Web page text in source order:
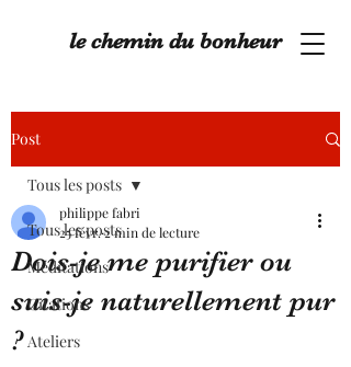
le chemin du bonheur
Post
Tous les posts
Méditations
Citations
Ateliers
Tous les posts
Dois-je me purifier ou
suis-je naturellement pur
?
philippe fabri
25 févr.2 min de lecture